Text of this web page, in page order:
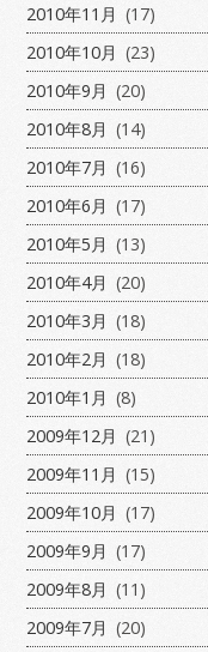
2010年11月 (17)
2010年10月 (23)
2010年9月 (20)
2010年8月 (14)
2010年7月 (16)
2010年6月 (17)
2010年5月 (13)
2010年4月 (20)
2010年3月 (18)
2010年2月 (18)
2010年1月 (8)
2009年12月 (21)
2009年11月 (15)
2009年10月 (17)
2009年9月 (17)
2009年8月 (11)
2009年7月 (20)